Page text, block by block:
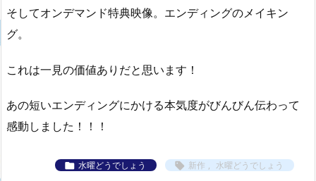
そしてオンデマンド特典映像。エンディングのメイキン
グ。
これは一見の価値ありだと思います！
あの短いエンディングにかける本気度がびんびん伝わって
感動しました！！！
 水曜どうでしょう  新作 , 水曜どうでしょう